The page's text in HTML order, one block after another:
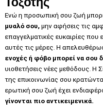
Ενώ η προσωπική σου ζωή
μυαλό σου, μην αφήσεις τις
επαγγελματικές ευκαιρίες που
αυτές τις μέρες. Η
ενοχές ή φόβο μπορεί να σου
υιοθετήσεις νέες μεθόδους. Η
της επικοινωνίας σου
ερωτική σου ζωή έχει
γίνονται πιο αντικειμενικά.